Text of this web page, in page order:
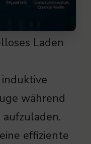
Laden
während
effiziente